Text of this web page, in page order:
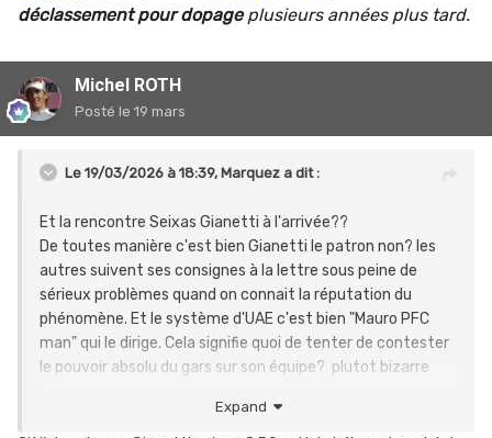
déclassement pour dopageplusieurs années plus tard.
Michel ROTH
Posté le 19 mars
Le 19/03/2026 à 18:39, Marquez a dit :
Et la rencontre Seixas Gianetti à l'arrivée??
De toutes manière c'est bien Gianetti le patron non? les
autres suivent ses consignes à la lettre sous peine de
sérieux problèmes quand on connait la réputation du
phénomène. Et le système d'UAE c'est bien "Mauro PFC
man" qui le dirige. Cela signifie quoi de tenter de contester
le pouvoir absolu du gars sur son équipe? plutot bizarre
Pour rappel sur les casseroles du gars:
Expand